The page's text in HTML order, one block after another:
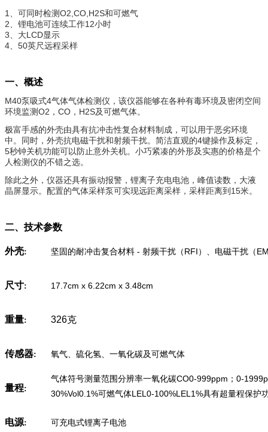
1、可同时检测O2,CO,H2S和可燃气
2、锂电池可连续工作12小时
3、大LCD显示
4、50英尺远程采样
一、概述
M40泵吸式4气体气体检测仪，该仪器能够在各种有毒环境及密闭空间
环境监测O2 ， CO ， H2S及可燃气体。
极富手感的外壳由具有抗冲击性复合材料制成，可以用于恶劣环境
中。同时，外壳抗电磁干扰和射频干扰。简洁直观的4键操作及标定，
5秒钟关机功能可以防止意外关机。小巧紧凑的外形及实惠的价格是个
人检测仪的不错之选。
除此之外，仪器还具有振动报警，锂离子充电电池，峰值读数，大液
晶屏显示。配置的气体采样泵可实现远距离采样，采样距离到15米。
二、技术参数
外壳: 坚固的耐冲击复合材料 - 射频干扰（RFI）、电磁干扰（
尺寸: 17.7cm x 6.22cm x 3.48cm
重量: 326克
传感器: 氧气、硫化氢、一氧化碳及可燃气体
量程:
气体符号测量范围分辨率一氧化碳CO0-999ppm；0-
30%Vol0.1%可燃气体LEL0-100%LEL1%具有超量程保护
电源: 可充电式锂离子电池